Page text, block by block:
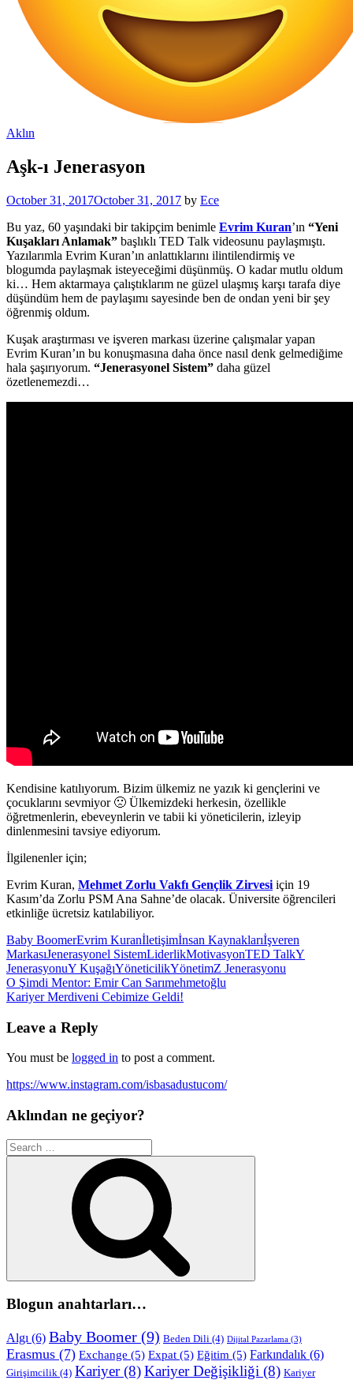
Aklın
Aşk-ı Jenerasyon
October 31, 2017October 31, 2017 by Ece
Bu yaz, 60 yaşındaki bir takipçim benimle Evrim Kuran’ın “Yeni
Kuşakları Anlamak” başlıklı TED Talk videosunu paylaşmıştı.
Yazılarımla Evrim Kuran’ın anlattıklarını ilintilendirmiş ve
blogumda paylaşmak isteyeceğimi düşünmüş. O kadar mutlu oldum
ki… Hem aktarmaya çalıştıklarım ne güzel ulaşmış karşı tarafa diye
düşündüm hem de paylaşımı sayesinde ben de ondan yeni bir şey
öğrenmiş oldum.
Kuşak araştırması ve işveren markası üzerine çalışmalar yapan
Evrim Kuran’ın bu konuşmasına daha önce nasıl denk gelmediğime
hala şaşırıyorum. “Jenerasyonel Sistem” daha güzel
özetlenemezdi…
Kendisine katılıyorum. Bizim ülkemiz ne yazık ki gençlerini ve
çocuklarını sevmiyor 🙁 Ülkemizdeki herkesin, özellikle
öğretmenlerin, ebeveynlerin ve tabii ki yöneticilerin, izleyip
dinlenmesini tavsiye ediyorum.
İlgilenenler için;
Evrim Kuran, Mehmet Zorlu Vakfı Gençlik Zirvesi için 19
Kasım’da Zorlu PSM Ana Sahne’de olacak. Üniversite öğrencileri
etkinliğe ücretsiz katılabiliyor.
Baby BoomerEvrim Kuranİletişimİnsan Kaynaklarıİşveren
MarkasıJenerasyonel SistemLiderlikMotivasyonTED TalkY
JenerasyonuY KuşağıYöneticilikYönetimZ Jenerasyonu
Post
navigation
O Şimdi Mentor: Emir Can Sarımehmetoğlu
Kariyer Merdiveni Cebimize Geldi!
Leave a Reply
You must be logged in to post a comment.
https://www.instagram.com/isbasadustucom/
Aklından ne geçiyor?
Search
for:
Blogun anahtarları…
Algı (6) Baby Boomer (9) Beden Dili (4) Dijital Pazarlama (3)
Erasmus (7) Exchange (5) Expat (5) Eğitim (5) Farkındalık (6)
Girişimcilik (4) Kariyer(8)Kariyer Değişikliği (8) Kariyer